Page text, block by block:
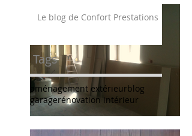
Le blog de Confort Prestations
Tags
aménagement extérieurblog
garagerénovation intérieur